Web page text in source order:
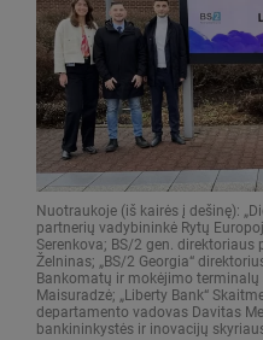
Nuotraukoje (iš kairės į dešinę):
partnerių vadybininkė Rytų
Serenkova; BS/2 gen.
Želninas; „BS/2 Georgia“
Bankomatų ir mokėjimo
Maisuradzė; „Liberty Bank“
departamento vadovas Davitas
bankininkystės ir inovacijų